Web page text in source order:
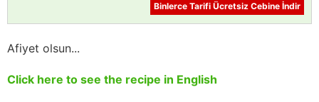
Binlerce Tarifi Ücretsiz Cebine İndir
Afiyet olsun...
Click here to see the recipe in English